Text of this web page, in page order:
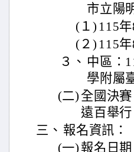
市立陽
(１) 115
(２) 115
３、 中區：
學附屬
(二) 全國決
遠百舉行
三、 報名資訊：
(一) 報名日